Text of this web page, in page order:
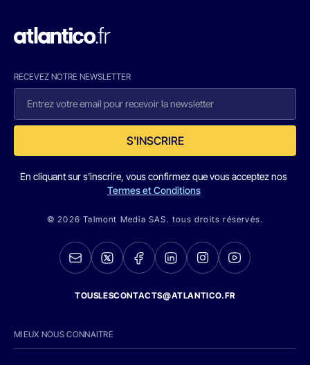
RECEVEZ NOTRE NEWSLETTER
S'INSCRIRE
En cliquant sur s'inscrire, vous confirmez que vous acceptez nos
Termes et Conditions
© 2026 Talmont Media SAS. tous droits réservés.
TOUSLESCONTACTS@ATLANTICO.FR
MIEUX NOUS CONNAITRE